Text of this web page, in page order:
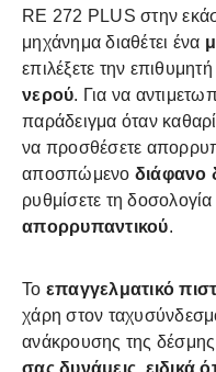
RE 272 PLUS στην
μηχάνημα διαθέτει ένα
επιλέξετε την επιθυμητή
νερού. Για να
παράδειγμα όταν
να προσθέσετε
αποσπώμενο διάφανο
ρυθμίσετε τη δοσολογία
απορρυπαντικού.
Το επαγγελματικό
χάρη στον
ανάκρουσης της
σας δυνάμεις, ειδικά